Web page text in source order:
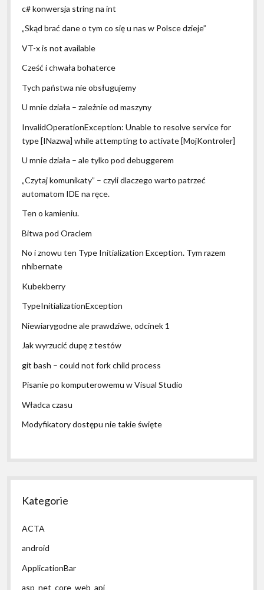
c# konwersja string na int
„Skąd brać dane o tym co się u nas w Polsce dzieje”
VT-x is not available
Cześć i chwała bohaterce
Tych państwa nie obsługujemy
U mnie działa – zależnie od maszyny
InvalidOperationException: Unable to resolve service for
type [INazwa] while attempting to activate [MojKontroler]
U mnie działa – ale tylko pod debuggerem
„Czytaj komunikaty” – czyli dlaczego warto patrzeć
automatom IDE na ręce.
Ten o kamieniu.
Bitwa pod Oraclem
No i znowu ten Type Initialization Exception. Tym razem
nhibernate
Kubekberry
TypeInitializationException
Niewiarygodne ale prawdziwe, odcinek 1
Jak wyrzucić dupę z testów
git bash – could not fork child process
Pisanie po komputerowemu w Visual Studio
Władca czasu
Modyfikatory dostępu nie takie święte
Kategorie
ACTA
android
ApplicationBar
asp_net_core_web_api